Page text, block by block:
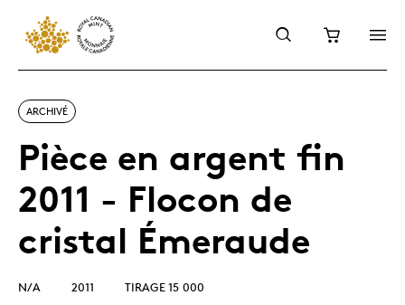
ARCHIVÉ
Pièce en argent fin
2011 - Flocon de
cristal Émeraude
N/A 2011 TIRAGE 15 000